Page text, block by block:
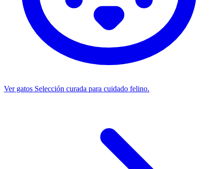
Ver gatos Selección curada para cuidado felino.